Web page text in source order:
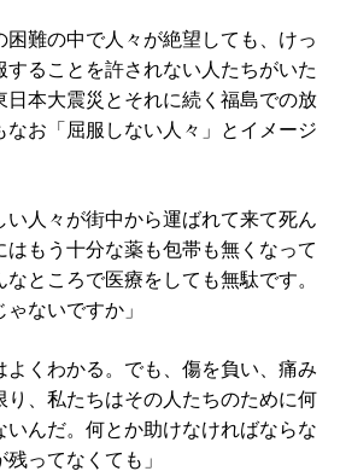
難の中で人々が絶望しても、けっ
することを許されない人たちがいた
日本大震災とそれに続く福島での放
なお「屈服しない人々」とイメージ
い人々が街中から運ばれて来て死ん
はもう十分な薬も包帯も無くなって
ところで医療をしても無駄です。
ないですか」
よくわかる。でも、傷を負い、痛み
り、私たちはその人たちのために何
いんだ。何とか助けなければならな
ってなくても」